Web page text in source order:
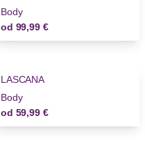
Body
od 99,99 €
LASCANA
Body
od 59,99 €